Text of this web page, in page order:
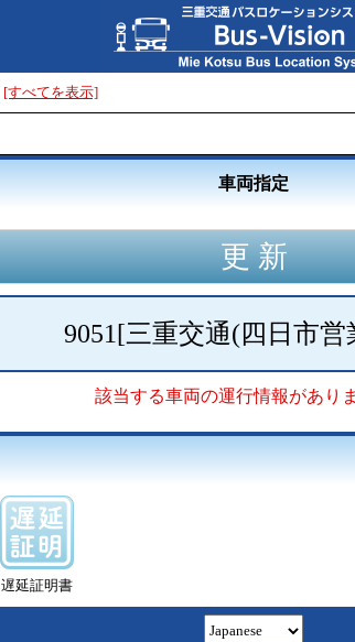
[すべてを表示]
車両指定
9051[三重交通(四日市営
該当する車両の運行情報があり
遅延証明書